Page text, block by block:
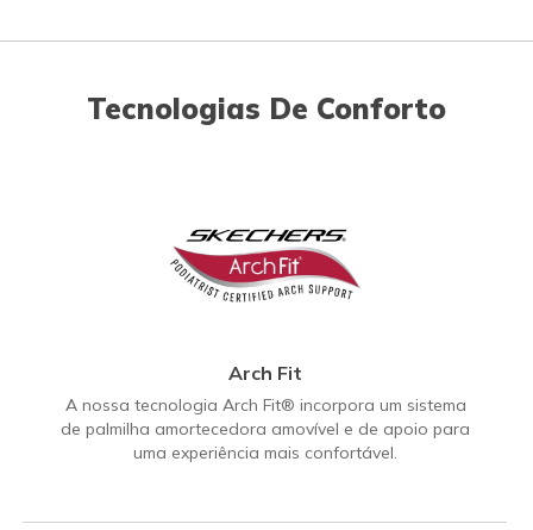
Tecnologias De Conforto
Arch Fit
A nossa tecnologia Arch Fit® incorpora um sistema
de palmilha amortecedora amovível e de apoio para
uma experiência mais confortável.